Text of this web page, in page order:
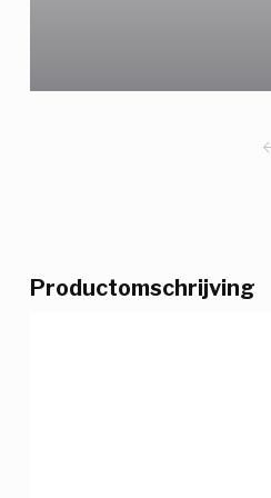
Productomschrijving